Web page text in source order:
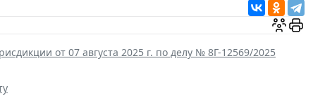
от 07 августа 2025 г. по делу № 8Г-12569/2025